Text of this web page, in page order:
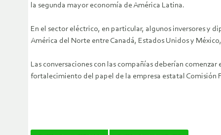
la segunda mayor economía de América Latina.
En el sector eléctrico, en particular, algunos inversores y
América del Norte entre Canadá, Estados Unidos y México,
Las conversaciones con las compañías deberían
fortalecimiento del papel de la empresa estatal Comisión